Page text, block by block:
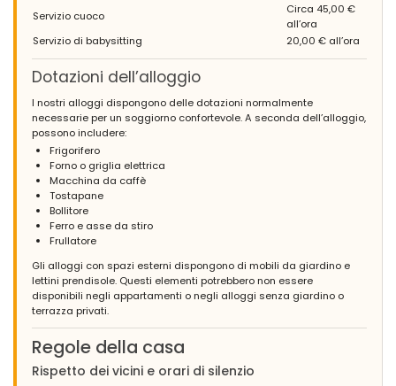
Servizio cuoco
Circa 45,00 €
all’ora
Servizio di babysitting
20,00 € all’ora
Dotazioni dell’alloggio
I nostri alloggi dispongono delle dotazioni normalmente
necessarie per un soggiorno confortevole. A seconda dell’alloggio,
possono includere:
Frigorifero
Forno o griglia elettrica
Macchina da caffè
Tostapane
Bollitore
Ferro e asse da stiro
Frullatore
Gli alloggi con spazi esterni dispongono di mobili da giardino e
lettini prendisole. Questi elementi potrebbero non essere
disponibili negli appartamenti o negli alloggi senza giardino o
terrazza privati.
Regole della casa
Rispetto dei vicini e orari di silenzio